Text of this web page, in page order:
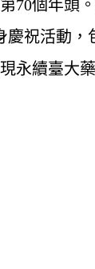
個年頭
祝活動
永續臺